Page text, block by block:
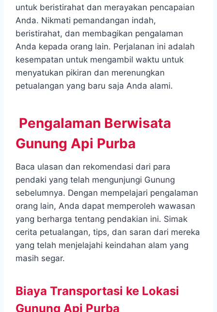
untuk beristirahat dan merayakan pencapaian
Anda. Nikmati pemandangan indah,
beristirahat, dan membagikan pengalaman
Anda kepada orang lain. Perjalanan ini adalah
kesempatan untuk mengambil waktu untuk
menyatukan pikiran dan merenungkan
petualangan yang baru saja Anda alami.
Pengalaman Berwisata
Gunung Api Purba
Baca ulasan dan rekomendasi dari para
pendaki yang telah mengunjungi Gunung
sebelumnya. Dengan mempelajari pengalaman
orang lain, Anda dapat memperoleh wawasan
yang berharga tentang pendakian ini. Simak
cerita petualangan, tips, dan saran dari mereka
yang telah menjelajahi keindahan alam yang
masih segar.
Biaya Transportasi ke Lokasi
Gunung Api Purba